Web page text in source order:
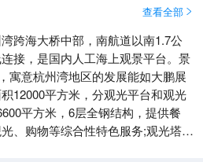
查看全部 
跨海大桥中部，南航道以南1.7公
接，是国内人工海上观景平台。景
寓意杭州湾地区的发展能如大鹏展
12000平方米，分观光平台和观光
平方米，6层全钢结构，提供餐
、购物等综合性特色服务;观光塔高